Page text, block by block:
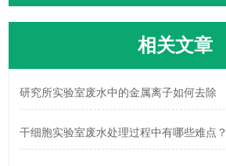
相关文章
研究所实验室废水中的金属离子如何去除
干细胞实验室废水处理过程中有哪些难点？